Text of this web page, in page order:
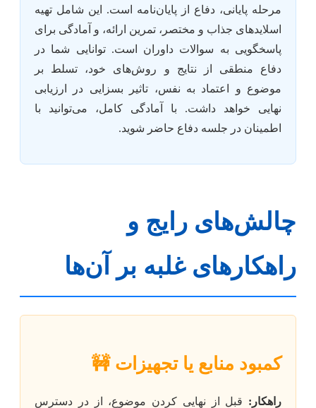
مرحله پایانی، دفاع از پایان‌نامه است. این شامل تهیه
اسلایدهای جذاب و مختصر، تمرین ارائه، و آمادگی برای
پاسخگویی به سوالات داوران است. توانایی شما در
دفاع منطقی از نتایج و روش‌های خود، تسلط بر
موضوع و اعتماد به نفس، تاثیر بسزایی در ارزیابی
نهایی خواهد داشت. با آمادگی کامل، می‌توانید با
اطمینان در جلسه دفاع حاضر شوید.
چالش‌های رایج و
راهکارهای غلبه بر آن‌ها
کمبود منابع یا تجهیزات 🚧
راهکار: قبل از نهایی کردن موضوع، از در دسترس